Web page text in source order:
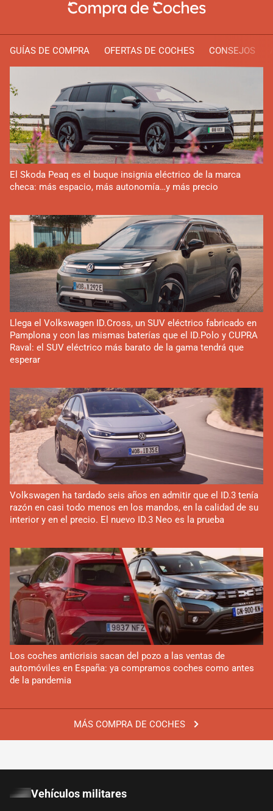
GUÍAS DE COMPRA OFERTAS DE COCHES CONSEJOS
MÁS COMPRA DE COCHES
El Skoda Peaq es el buque insignia eléctrico de la marca
checa: más espacio, más autonomía…y más precio
Llega el Volkswagen ID.Cross, un SUV eléctrico fabricado en
Pamplona y con las mismas baterías que el ID.Polo y CUPRA
Raval: el SUV eléctrico más barato de la gama tendrá que
esperar
Volkswagen ha tardado seis años en admitir que el ID.3 tenía
razón en casi todo menos en los mandos, en la calidad de su
interior y en el precio. El nuevo ID.3 Neo es la prueba
Los coches anticrisis sacan del pozo a las ventas de
automóviles en España: ya compramos coches como antes
de la pandemia
Vehículos militares